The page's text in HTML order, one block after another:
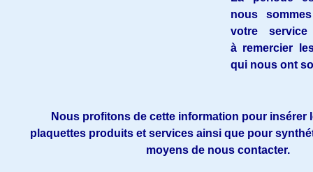
nous
votre
à remercier
qui nous ont
Nous profitons de cette information pour insérer
plaquettes produits et services ainsi que pour
moyens de nous contacter.